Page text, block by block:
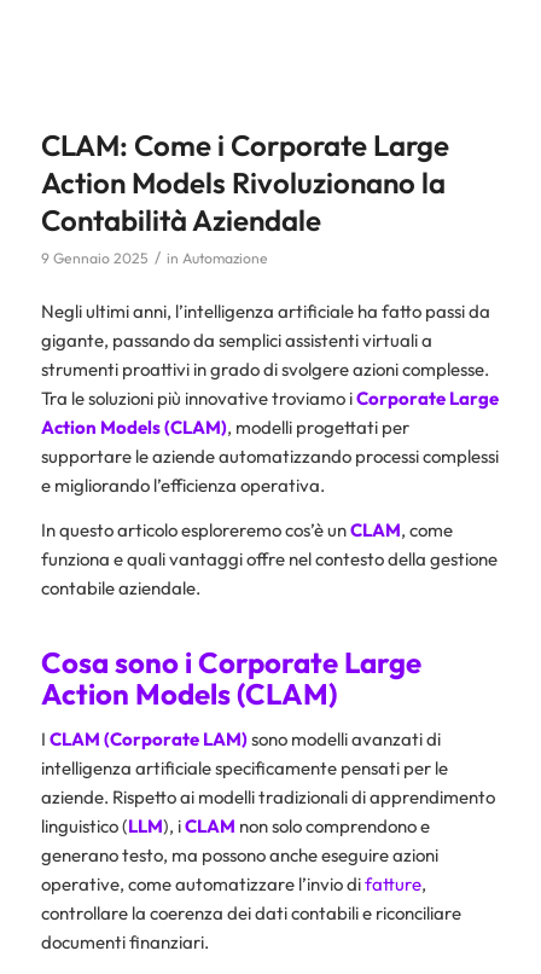
CLAM: Come i Corporate Large
Action Models Rivoluzionano la
Contabilità Aziendale
9 Gennaio 2025 / in Automazione
Negli ultimi anni, l’intelligenza artificiale ha fatto passi da
gigante, passando da semplici assistenti virtuali a
strumenti proattivi in grado di svolgere azioni complesse.
Tra le soluzioni più innovative troviamo iCorporate Large
Action Models (CLAM), modelli progettati per
supportare le aziende automatizzando processi complessi
e migliorando l’efficienza operativa.
In questo articolo esploreremo cos’è unCLAM, come
funziona e quali vantaggi offre nel contesto della gestione
contabile aziendale.
Cosa sono i Corporate Large
Action Models (CLAM)
I CLAM (Corporate LAM)sono modelli avanzati di
intelligenza artificiale specificamente pensati per le
aziende. Rispetto ai modelli tradizionali di apprendimento
linguistico (LLM), iCLAM non solo comprendono e
generano testo, ma possono anche eseguire azioni
operative, come automatizzare l’invio difatture,
controllare la coerenza dei dati contabili e riconciliare
documenti finanziari.